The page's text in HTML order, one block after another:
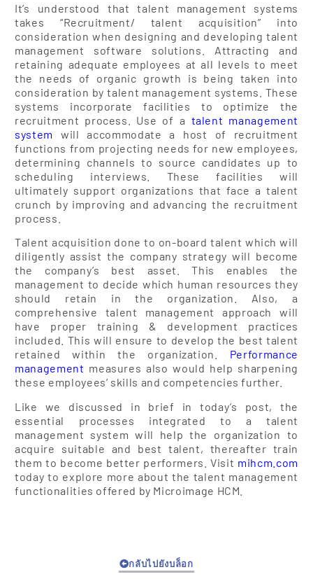
It’s understood that talent management systems
takes “Recruitment/ talent acquisition” into
consideration when designing and developing talent
management software solutions. Attracting and
retaining adequate employees at all levels to meet
the needs of organic growth is being taken into
consideration by talent management systems. These
systems incorporate facilities to optimize the
recruitment process. Use of a talent management
system
will accommodate a host of recruitment
functions from projecting needs for new employees,
determining channels to source candidates up to
scheduling interviews. These facilities will
ultimately support organizations that face a talent
crunch by improving and advancing the recruitment
process.
Talent acquisition done to on-board talent which will
diligently assist the company strategy will become
the company’s best asset. This enables the
management to decide which human resources they
should retain in the organization. Also, a
comprehensive talent management approach will
have proper training & development practices
included. This will ensure to develop the best talent
retained within the organization. Performance
management measures also would help sharpening
these employees’ skills and competencies further.
Like we discussed in brief in today’s post, the
essential processes integrated to a talent
management system will help the organization to
acquire suitable and best talent, thereafter train
them to become better performers. Visit mihcm.com
today to explore more about the talent management
functionalities offered by Microimage HCM.
กลับไปยังบล็อก